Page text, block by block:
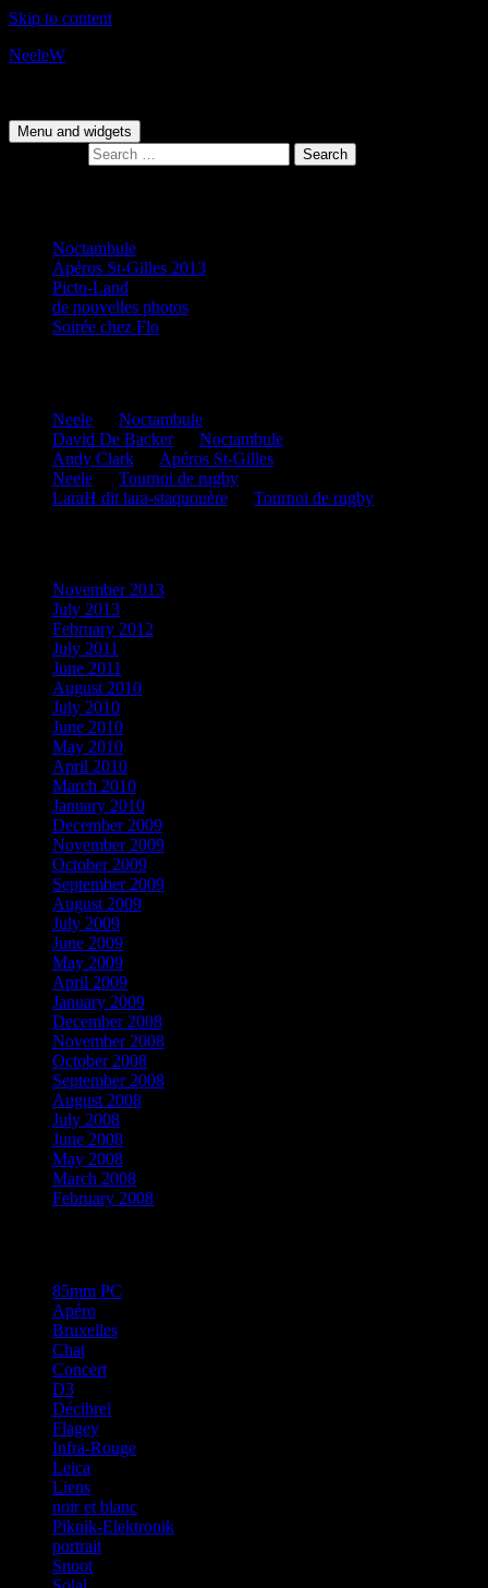
Skip to content
NeeleW
Menu and widgets
Noctambule
Apéros St-Gilles 2013
Picto-Land
de nouvelles photos
Soirée chez Flo
Neele
Noctambule
David De Backeron Noctambule
Andy Clark
Apéros St-Gilles
Neele
Tournoi de rugby
LaraH dit lara-staquouère
Tournoi de rugby
November 2013
July 2013
February 2012
July 2011
June 2011
August 2010
July 2010
June 2010
May 2010
April 2010
March 2010
January 2010
December 2009
November 2009
October 2009
September 2009
August 2009
July 2009
June 2009
May 2009
April 2009
January 2009
December 2008
November 2008
October 2008
September 2008
August 2008
July 2008
June 2008
May 2008
March 2008
February 2008
85mm PC
Apéro
Bruxelles
Chat
Concert
D3
Décibrel
Flagey
Infra-Rouge
Leica
Liens
noir et blanc
Piknik-Elektronik
portrait
Snoot